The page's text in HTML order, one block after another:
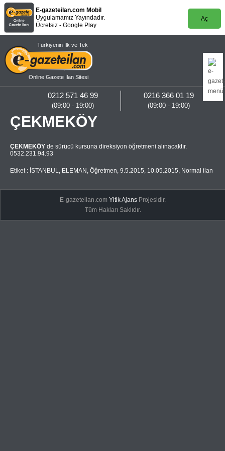
E-gazeteilan.com Mobil
Uygulamamız Yayındadır.
Ücretsiz - Google Play
Aç
Türkiyenin İlk ve Tek
Online Gazete İlan Sitesi
0216 366 01 19
(09:00 - 19:00)
0212 571 46 99
(09:00 - 19:00)
ÇEKMEKÖY
ÇEKMEKÖY de sürücü kursuna direksiyon öğretmeni alınacaktır.
0532.231.94.93
Etiket : İSTANBUL, ELEMAN , Öğretmen, 9.5.2015, 10.05.2015, Normal ilan
E-gazeteilan.comYitik Ajans Projesidir.
Tüm Hakları Saklıdır.